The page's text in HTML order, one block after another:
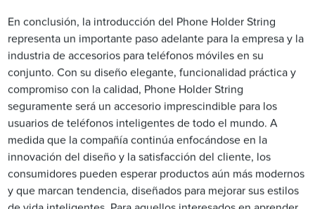
En conclusión, la introducción del Phone Holder String
representa un importante paso adelante para la empresa y la
industria de accesorios para teléfonos móviles en su
conjunto. Con su diseño elegante, funcionalidad práctica y
compromiso con la calidad, Phone Holder String
seguramente será un accesorio imprescindible para los
usuarios de teléfonos inteligentes de todo el mundo. A
medida que la compañía continúa enfocándose en la
innovación del diseño y la satisfacción del cliente, los
consumidores pueden esperar productos aún más modernos
y que marcan tendencia, diseñados para mejorar sus estilos